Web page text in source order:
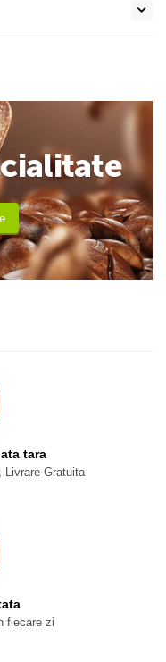
tara
Livrare Gratuita
fiecare zi